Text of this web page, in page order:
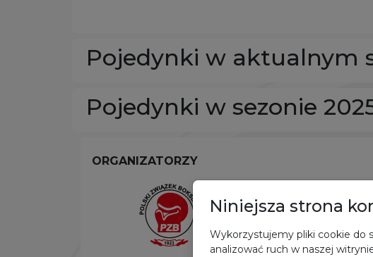
Pojedynki w aktualnym
Pojedynki w sezonie
ORGANIZATORZY
Niniejsza strona
Wykorzystujemy pliki cookie do
analizować ruch w naszej